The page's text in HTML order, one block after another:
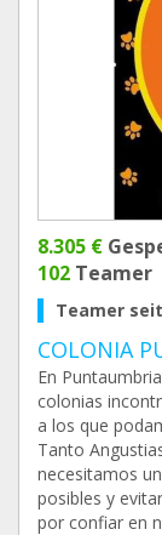
8.305 €
102 Teamer
Teamer
COLONIA
En
colonias
a los que
Tanto
necesitamos
posibles y
por confiar en